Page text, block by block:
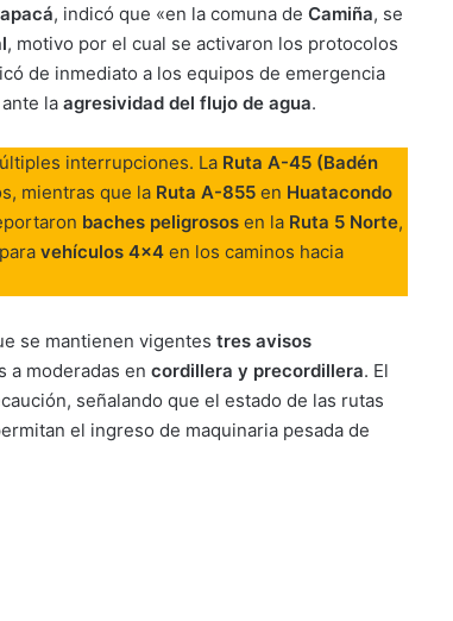
, indicó que «en la comuna de Camiña, se
, motivo por el cual se activaron los protocolos
de inmediato a los equipos de emergencia
la agresividad del flujo de agua.
interrupciones. La Ruta A-45 (Badén
mientras que la Ruta A-855 en Huatacondo
baches peligrosos en la Ruta 5 Norte,
vehículos 4×4 en los caminos hacia
se mantienen vigentes tres avisos
a moderadas en cordillera y precordillera. El
señalando que el estado de las rutas
el ingreso de maquinaria pesada de